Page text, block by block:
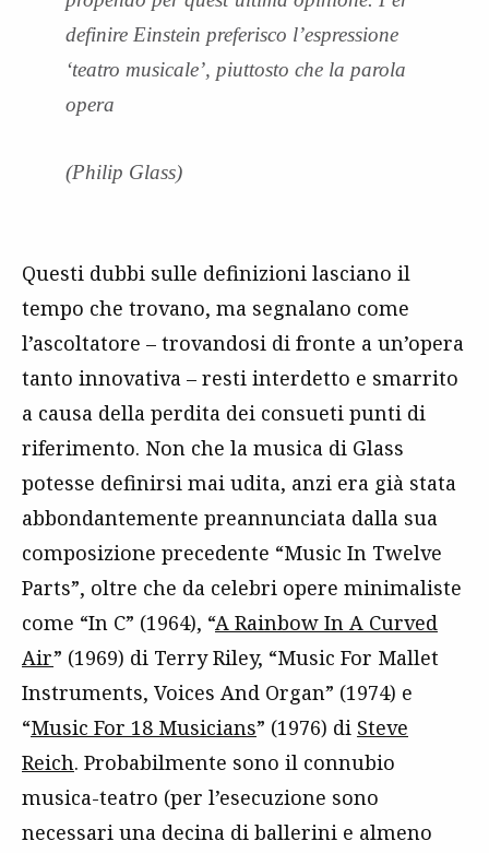
definire Einstein preferisco l’espressione
‘teatro musicale’, piuttosto che la parola
opera
(Philip Glass)
Questi dubbi sulle definizioni lasciano il
tempo che trovano, ma segnalano come
l’ascoltatore – trovandosi di fronte a un’opera
tanto innovativa – resti interdetto e smarrito
a causa della perdita dei consueti punti di
riferimento. Non che la musica di Glass
potesse definirsi mai udita, anzi era già stata
abbondantemente preannunciata dalla sua
composizione precedente “Music In Twelve
Parts”, oltre che da celebri opere minimaliste
come “In C” (1964), “A Rainbow In A Curved
Air” (1969) di Terry Riley, “Music For Mallet
Instruments, Voices And Organ” (1974) e
“Music For 18 Musicians” (1976) di Steve
Reich. Probabilmente sono il connubio
musica-teatro (per l’esecuzione sono
necessari una decina di ballerini e almeno